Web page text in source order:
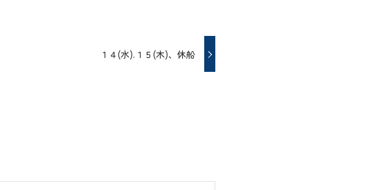
１４(水).１５(木)、休船